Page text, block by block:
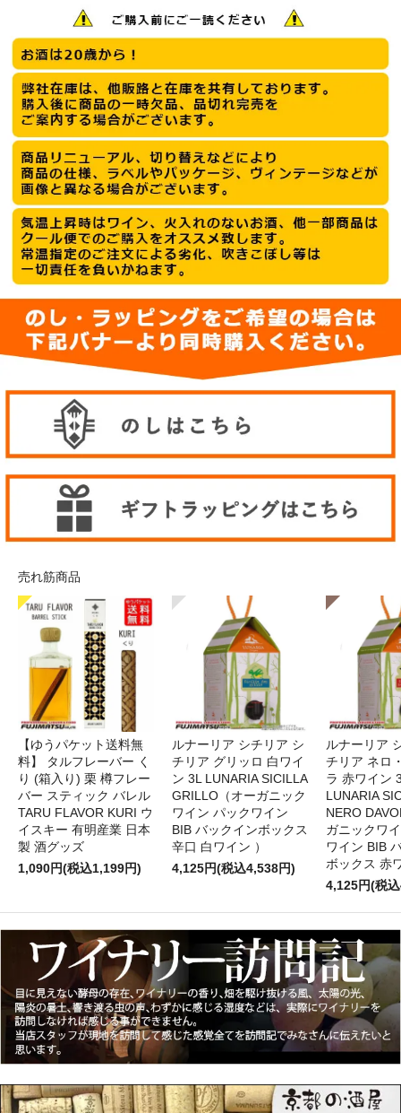
売れ筋商品
【ゆうパケット送料無
料】 タルフレーバー く
り (箱入り) 栗 樽フレー
バー スティック バレル
TARU FLAVOR KURI ウ
イスキー 有明産業 日本
製 酒グッズ
1,090円(税込1,199円)
ルナーリア シチリア シ
チリア グリッロ 白ワイ
ン 3L LUNARIA SICILLA
GRILLO（オーガニック
ワイン パックワイン
BIB バックインボックス
辛口 白ワイン ）
4,125円(税込4,538円)
ルナーリア
チリア ネロ
ラ 赤ワイ
LUNARIA
NERO
ガニックワ
ワイン BIB
ボックス 赤
4,125円(税